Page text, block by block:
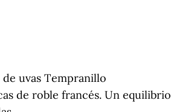
uvas Tempranillo
de roble francés. Un equilibrio